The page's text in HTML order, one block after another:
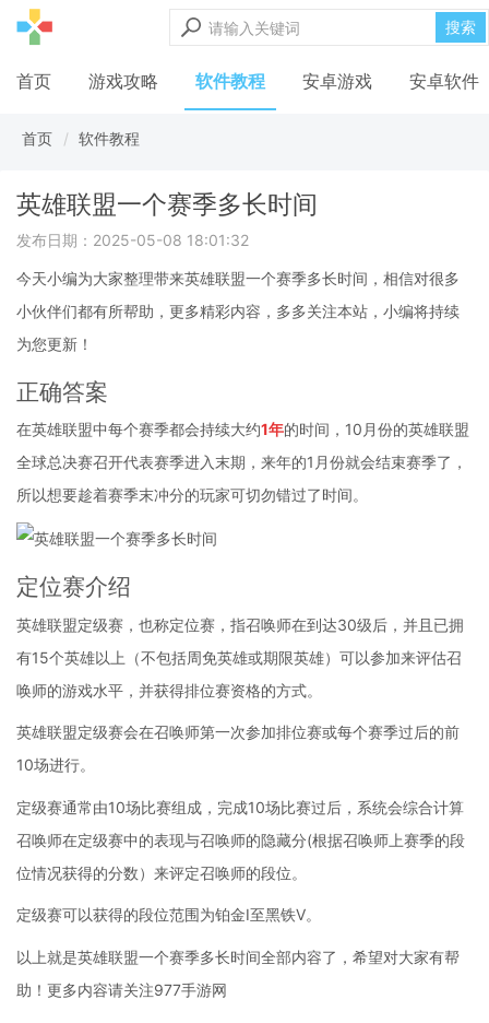
搜索
首页 游戏攻略 软件教程 安卓游戏 安卓软件
首页 软件教程
英雄联盟一个赛季多长时间
发布日期：2025-05-08 18:01:32
今天小编为大家整理带来英雄联盟一个赛季多长时间，相信对很多
小伙伴们都有所帮助，更多精彩内容，多多关注本站，小编将持续
为您更新！
正确答案
在英雄联盟中每个赛季都会持续大约1年的时间，10月份的英雄联盟
全球总决赛召开代表赛季进入末期，来年的1月份就会结束赛季了，
所以想要趁着赛季末冲分的玩家可切勿错过了时间。
定位赛介绍
英雄联盟定级赛，也称定位赛，指召唤师在到达30级后，并且已拥
有15个英雄以上（不包括周免英雄或期限英雄）可以参加来评估召
唤师的游戏水平，并获得排位赛资格的方式。
英雄联盟定级赛会在召唤师第一次参加排位赛或每个赛季过后的前
10场进行。
定级赛通常由10场比赛组成，完成10场比赛过后，系统会综合计算
召唤师在定级赛中的表现与召唤师的隐藏分(根据召唤师上赛季的段
位情况获得的分数）来评定召唤师的段位。
定级赛可以获得的段位范围为铂金I至黑铁V。
以上就是英雄联盟一个赛季多长时间全部内容了，希望对大家有帮
助！更多内容请关注977手游网